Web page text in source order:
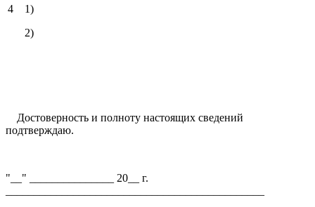
4
1)
2)
Достоверность и полноту настоящих сведений
подтверждаю.
"__" _______________ 20__ г.